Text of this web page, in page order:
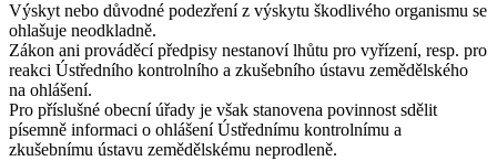
Výskyt nebo důvodné podezření z výskytu škodlivého organismu se
ohlašuje neodkladně.
Zákon ani prováděcí předpisy nestanoví lhůtu pro vyřízení, resp. pro
reakci Ústředního kontrolního a zkušebního ústavu zemědělského
na ohlášení.
Pro příslušné obecní úřady je však stanovena povinnost sdělit
písemně informaci o ohlášení Ústřednímu kontrolnímu a
zkušebnímu ústavu zemědělskému neprodleně.